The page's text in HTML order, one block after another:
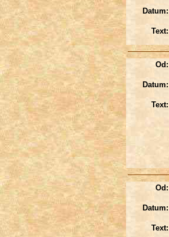
Datum:
Text:
Od:
Datum:
Text:
Od:
Datum:
Text: